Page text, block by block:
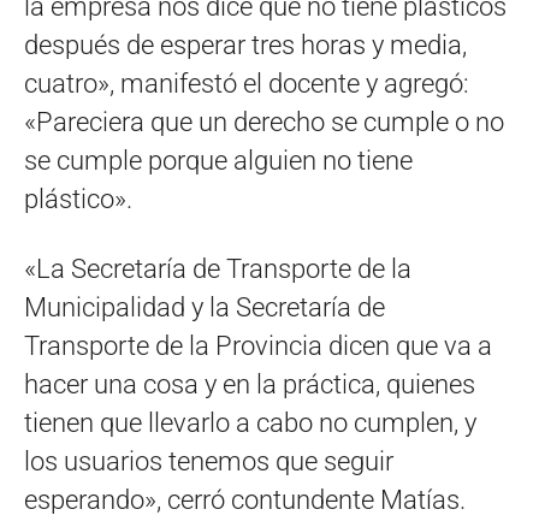
la empresa nos dice que no tiene plásticos
después de esperar tres horas y media,
cuatro», manifestó el docente y agregó:
«Pareciera que un derecho se cumple o no
se cumple porque alguien no tiene
plástico».
«La Secretaría de Transporte de la
Municipalidad y la Secretaría de
Transporte de la Provincia dicen que va a
hacer una cosa y en la práctica, quienes
tienen que llevarlo a cabo no cumplen, y
los usuarios tenemos que seguir
esperando», cerró contundente Matías.